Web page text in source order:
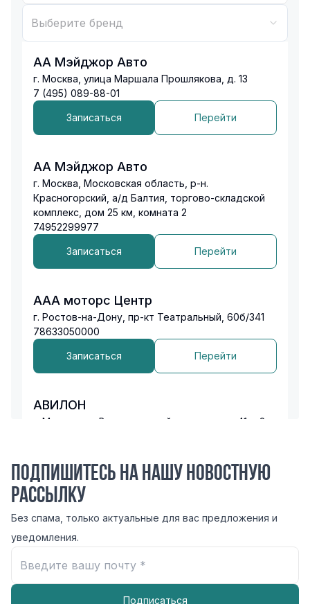
Выберите бренд
АА Мэйджор Авто
г. Москва, улица Маршала Прошлякова, д. 13
7 (495) 089-88-01
Записаться Перейти
АА Мэйджор Авто
г. Москва, Московская область, р-н.
Красногорский, а/д Балтия, торгово-складской
комплекс, дом 25 км, комната 2
74952299977
Записаться Перейти
ААА моторс Центр
г. Ростов-на-Дону, пр-кт Театральный, 60б/341
78633050000
Записаться Перейти
АВИЛОН
г. Москва, ул. Волгоградский проспект, д. 41, к.2
г. Москва, Москва, Автозаводская ул., 23, к.5
74958450997
Записаться
Подпишитесь на нашу новостную
рассылку
Без спама, только актуальные для вас предложения и
уведомления.
Подписаться